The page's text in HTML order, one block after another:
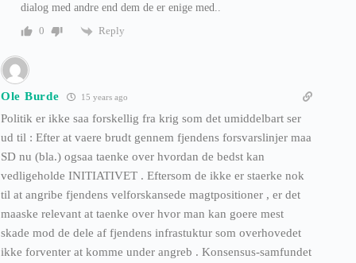
dialog med andre end dem de er enige med..
0
Reply
Ole Burde 15 years ago
Politik er ikke saa forskellig fra krig som det umiddelbart ser
ud til : Efter at vaere brudt gennem fjendens forsvarslinjer maa
SD nu (bla.) ogsaa taenke over hvordan de bedst kan
vedligeholde INITIATIVET . Eftersom de ikke er staerke nok
til at angribe fjendens velforskansede magtpositioner , er det
maaske relevant at taenke over hvor man kan goere mest
skade mod de dele af fjendens infrastuktur som overhovedet
ikke forventer at komme under angreb . Konsensus-samfundet